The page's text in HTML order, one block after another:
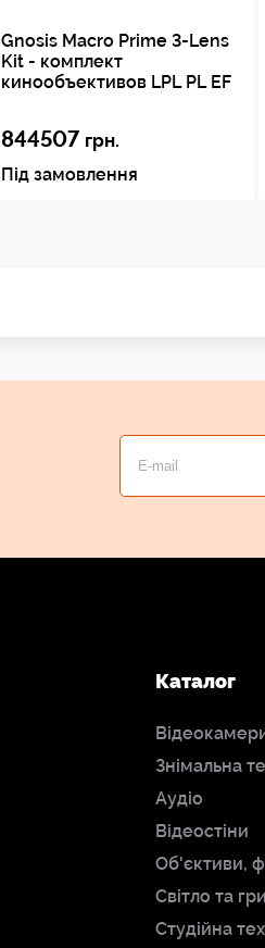
Gnosis Macro Prime 3-Lens
Kit - комплект
кинообъективов LPL PL EF
844507 грн.
Під замовлення
Каталог
Знімальна
Аудіо
Відеостіни
Об'єктиви,
Світло та
Студійна